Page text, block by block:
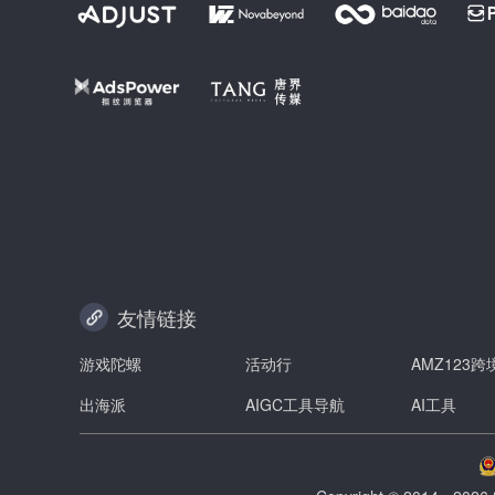
友情链接
游戏陀螺 活动行
AMZ123跨
出海派
AIGC工具导航 AI工具